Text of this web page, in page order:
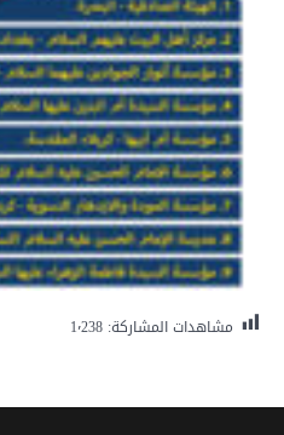
مشاهدات المشاركة: 1٬238